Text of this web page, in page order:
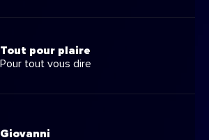
Tout pour plaire
Pour tout vous dire
Giovanni